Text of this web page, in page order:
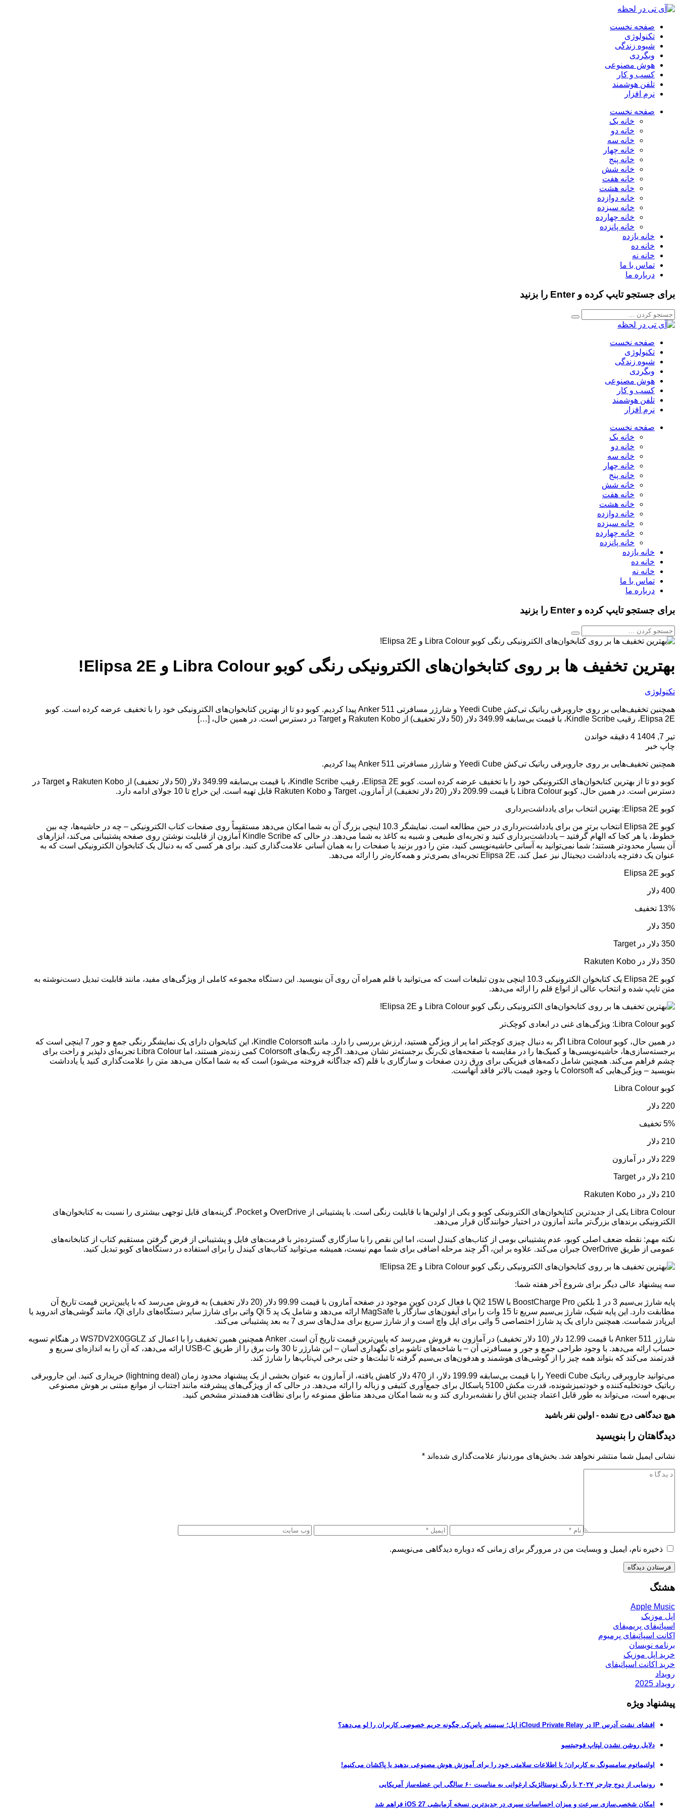
صفحه نخست
تکنولوژی
شیوه زندگی
وبگردی
هوش مصنوعی
کسب و کار
تلفن هوشمند
نرم افزار
صفحه نخست
خانه یک
خانه دو
خانه سه
خانه چهار
خانه پنج
خانه شش
خانه هفت
خانه هشت
خانه دوازده
خانه سیزده
خانه چهارده
خانه پانزده
خانه یازده
خانه ده
خانه نه
تماس با ما
درباره ما
برای جستجو تایپ کرده و Enter را بزنید
صفحه نخست
تکنولوژی
شیوه زندگی
وبگردی
هوش مصنوعی
کسب و کار
تلفن هوشمند
نرم افزار
صفحه نخست
خانه یک
خانه دو
خانه سه
خانه چهار
خانه پنج
خانه شش
خانه هفت
خانه هشت
خانه دوازده
خانه سیزده
خانه چهارده
خانه پانزده
خانه یازده
خانه ده
خانه نه
تماس با ما
درباره ما
برای جستجو تایپ کرده و Enter را بزنید
بهترین تخفیف‌ ها بر روی کتابخوان‌های الکترونیکی رنگی کوبو Libra Colour و Elipsa 2E!
تکنولوژی
همچنین تخفیف‌هایی بر روی جاروبرقی رباتیک تی‌کش Yeedi Cube و شارژر مسافرتی Anker 511 پیدا کردیم. کوبو دو تا از بهترین کتابخوان‌های الکترونیکی خود را با تخفیف عرضه کرده است. کوبو
Elipsa 2E، رقیب Kindle Scribe، با قیمت بی‌سابقه 349.99 دلار (50 دلار تخفیف) از Rakuten Kobo و Target در دسترس است. در همین حال، […]
تیر 7, 1404
4 دقیقه خواندن
چاپ خبر
همچنین تخفیف‌هایی بر روی جاروبرقی رباتیک تی‌کش Yeedi Cube و شارژر مسافرتی Anker 511 پیدا کردیم.
کوبو دو تا از بهترین کتابخوان‌های الکترونیکی خود را با تخفیف عرضه کرده است. کوبو Elipsa 2E، رقیب Kindle Scribe، با قیمت بی‌سابقه 349.99 دلار (50 دلار تخفیف) از Rakuten Kobo و Target در
دسترس است. در همین حال، کوبو Libra Colour با قیمت 209.99 دلار (20 دلار تخفیف) از آمازون، Target و Rakuten Kobo قابل تهیه است. این حراج تا 10 جولای ادامه دارد.
کوبو Elipsa 2E: بهترین انتخاب برای یادداشت‌برداری
کوبو Elipsa 2E انتخاب برتر من برای یادداشت‌برداری در حین مطالعه است. نمایشگر 10.3 اینچی بزرگ آن به شما امکان می‌دهد مستقیماً روی صفحات کتاب الکترونیکی – چه در حاشیه‌ها، چه بین
خطوط، یا هر کجا که الهام گرفتید – یادداشت‌برداری کنید و تجربه‌ای طبیعی و شبیه به کاغذ به شما می‌دهد. در حالی که Kindle Scribe آمازون از قابلیت نوشتن روی صفحه پشتیبانی می‌کند، ابزارهای
آن بسیار محدودتر هستند؛ شما نمی‌توانید به آسانی حاشیه‌نویسی کنید، متن را دور بزنید یا صفحات را به همان آسانی علامت‌گذاری کنید. برای هر کسی که به دنبال یک کتابخوان الکترونیکی است که به
عنوان یک دفترچه یادداشت دیجیتال نیز عمل کند، Elipsa 2E تجربه‌ای بصری‌تر و همه‌کاره‌تر را ارائه می‌دهد.
کوبو Elipsa 2E
400 دلار
13% تخفیف
350 دلار
350 دلار در Target
350 دلار در Rakuten Kobo
کوبو Elipsa 2E یک کتابخوان الکترونیکی 10.3 اینچی بدون تبلیغات است که می‌توانید با قلم همراه آن روی آن بنویسید. این دستگاه مجموعه کاملی از ویژگی‌های مفید، مانند قابلیت تبدیل دست‌نوشته به
متن تایپ شده و انتخاب عالی از انواع قلم را ارائه می‌دهد.
کوبو Libra Colour: ویژگی‌های غنی در ابعادی کوچک‌تر
در همین حال، کوبو Libra Colour اگر به دنبال چیزی کوچکتر اما پر از ویژگی هستید، ارزش بررسی را دارد. مانند Kindle Colorsoft، این کتابخوان دارای یک نمایشگر رنگی جمع و جور 7 اینچی است که
برجسته‌سازی‌ها، حاشیه‌نویسی‌ها و کمیک‌ها را در مقایسه با صفحه‌های تک‌رنگ برجسته‌تر نشان می‌دهد. اگرچه رنگ‌های Colorsoft کمی زنده‌تر هستند، اما Libra Colour تجربه‌ای دلپذیر و راحت برای
چشم فراهم می‌کند. همچنین شامل دکمه‌های فیزیکی برای ورق زدن صفحات و سازگاری با قلم (که جداگانه فروخته می‌شود) است که به شما امکان می‌دهد متن را علامت‌گذاری کنید یا یادداشت
بنویسید – ویژگی‌هایی که Colorsoft با وجود قیمت بالاتر فاقد آنهاست.
کوبو Libra Colour
220 دلار
5% تخفیف
210 دلار
229 دلار در آمازون
210 دلار در Target
210 دلار در Rakuten Kobo
Libra Colour یکی از جدیدترین کتابخوان‌های الکترونیکی کوبو و یکی از اولین‌ها با قابلیت رنگی است. با پشتیبانی از OverDrive و Pocket، گزینه‌های قابل توجهی بیشتری را نسبت به کتابخوان‌های
الکترونیکی برندهای بزرگ‌تر مانند آمازون در اختیار خوانندگان قرار می‌دهد.
نکته مهم: نقطه ضعف اصلی کوبو، عدم پشتیبانی بومی از کتاب‌های کیندل است، اما این نقص را با سازگاری گسترده‌تر با فرمت‌های فایل و پشتیبانی از قرض گرفتن مستقیم کتاب از کتابخانه‌های
عمومی از طریق OverDrive جبران می‌کند. علاوه بر این، اگر چند مرحله اضافی برای شما مهم نیست، همیشه می‌توانید کتاب‌های کیندل را برای استفاده در دستگاه‌های کوبو تبدیل کنید.
سه پیشنهاد عالی دیگر برای شروع آخر هفته شما:
پایه شارژ بی‌سیم 3 در 1 بلکین BoostCharge Pro با Qi2 15W با فعال کردن کوپن موجود در صفحه آمازون با قیمت 99.99 دلار (20 دلار تخفیف) به فروش می‌رسد که با پایین‌ترین قیمت تاریخ آن
مطابقت دارد. این پایه شیک، شارژ بی‌سیم سریع تا 15 وات را برای آیفون‌های سازگار با MagSafe ارائه می‌دهد و شامل یک پد Qi 5 واتی برای شارژ سایر دستگاه‌های دارای Qi، مانند گوشی‌های اندروید یا
ایرپادز شماست. همچنین دارای یک پد شارژ اختصاصی 5 واتی برای اپل واچ است و از شارژ سریع برای مدل‌های سری 7 به بعد پشتیبانی می‌کند.
شارژر Anker 511 با قیمت 12.99 دلار (10 دلار تخفیف) در آمازون به فروش می‌رسد که پایین‌ترین قیمت تاریخ آن است. Anker همچنین همین تخفیف را با اعمال کد WS7DV2X0GGLZ در هنگام تسویه
حساب ارائه می‌دهد. با وجود طراحی جمع و جور و مسافرتی آن – با شاخه‌های تاشو برای نگهداری آسان – این شارژر تا 30 وات برق را از طریق USB-C ارائه می‌دهد، که آن را به اندازه‌ای سریع و
قدرتمند می‌کند که بتواند همه چیز را از گوشی‌های هوشمند و هدفون‌های بی‌سیم گرفته تا تبلت‌ها و حتی برخی لپ‌تاپ‌ها را شارژ کند.
می‌توانید جاروبرقی رباتیک Yeedi Cube را با قیمت بی‌سابقه 199.99 دلار، از 470 دلار کاهش یافته، از آمازون به عنوان بخشی از یک پیشنهاد محدود زمان (lightning deal) خریداری کنید. این جاروبرقی
رباتیک خودتخلیه‌کننده و خودتمیزشونده، قدرت مکش 5100 پاسکال برای جمع‌آوری کثیفی و زباله را ارائه می‌دهد. در حالی که از ویژگی‌های پیشرفته مانند اجتناب از موانع مبتنی بر هوش مصنوعی
بی‌بهره است، می‌تواند به طور قابل اعتماد چندین اتاق را نقشه‌برداری کند و به شما امکان می‌دهد مناطق ممنوعه را برای نظافت هدفمندتر مشخص کنید.
هیچ دیدگاهی درج نشده - اولین نفر باشید
دیدگاهتان را بنویسید
نشانی ایمیل شما منتشر نخواهد شد. بخش‌های موردنیاز علامت‌گذاری شده‌اند *
ذخیره نام، ایمیل و وبسایت من در مرورگر برای زمانی که دوباره دیدگاهی می‌نویسم.
هشتگ
Apple Music
اپل موزیک
اسپاتیفای پریمیفای
اکانت اسپاتیفای پرمیوم
برنامه نویسان
خرید اپل موزیک
خرید اکانت اسپاتیفای
رویداد
رویداد 2025
پیشنهاد ویژه
افشای نشت آدرس IP در iCloud Private Relay اپل؛ سیستم پاس‌کی چگونه حریم خصوصی کاربران را لو می‌دهد؟
دلایل روشن نشدن لپتاپ فوجیتسو
اولتیماتوم سامسونگ به کاربران؛ یا اطلاعات سلامتی خود را برای آموزش هوش مصنوعی بدهید یا پاکشان می‌کنیم!
رونمایی از دوج چارجر ۲۰۲۷ با رنگ نوستالژیک ارغوانی به مناسبت ۶۰ سالگی این عضله‌ساز آمریکایی
امکان شخصی‌سازی سرعت و میزان احساسات سیری در جدیدترین نسخه آزمایشی iOS 27 فراهم شد